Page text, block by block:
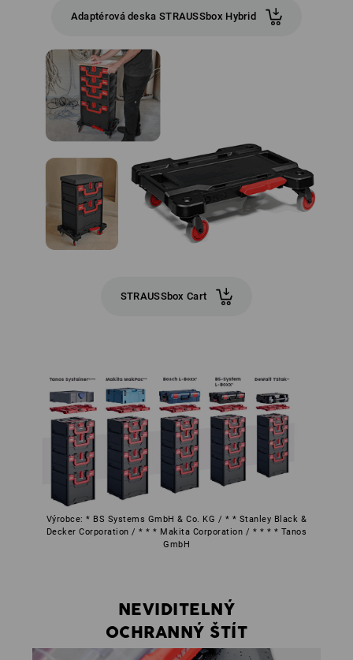
Adaptérová deska STRAUSSbox Hybrid
STRAUSSbox Cart
Výrobce: * BS Systems GmbH & Co. KG / * * Stanley Black &
Decker Corporation / * * * Makita Corporation / * * * * Tanos
GmbH
NEVIDITELNÝ
OCHRANNÝ ŠTÍT